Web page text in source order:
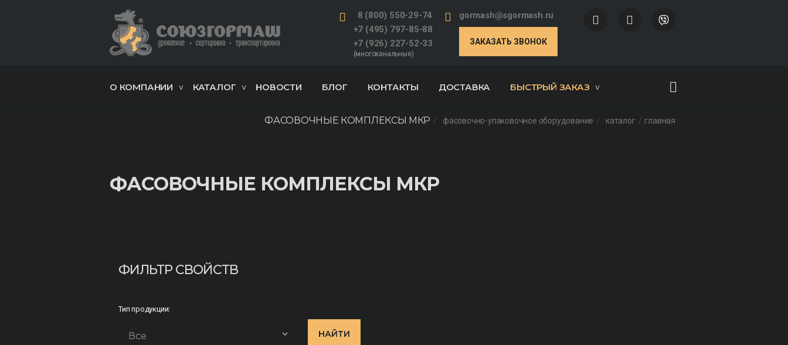
8 (800) 550-29-74
+7 (495) 797-85-88
+7 (926) 227-52-33
(многоканальные)
gormash@sgormash.ru
ЗАКАЗАТЬ ЗВОНОК
О КОМПАНИИ КАТАЛОГ НОВОСТИ БЛОГ КОНТАКТЫ ДОСТАВКА БЫСТРЫЙ ЗАКАЗ
главная
каталог
фасовочно-упаковочное оборудование
ФАСОВОЧНЫЕ КОМПЛЕКСЫ МКР
ФАСОВОЧНЫЕ КОМПЛЕКСЫ МКР
ФИЛЬТР СВОЙСТВ
Тип продукции:
НАЙТИ